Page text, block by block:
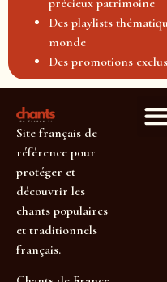
Des playlists
monde
Des promotions
Site français de
référence pour
protéger et
découvrir les
chants populaires
et traditionnels
français.